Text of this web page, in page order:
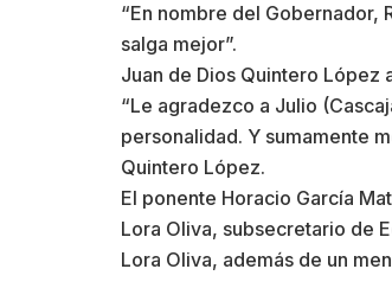
“En nombre del Gobernador,
salga mejor”.
Juan de Dios Quintero López
“Le agradezco a Julio
personalidad. Y sumamente
Quintero López.
El ponente Horacio García
Lora Oliva, subsecretario de
Lora Oliva, además de un